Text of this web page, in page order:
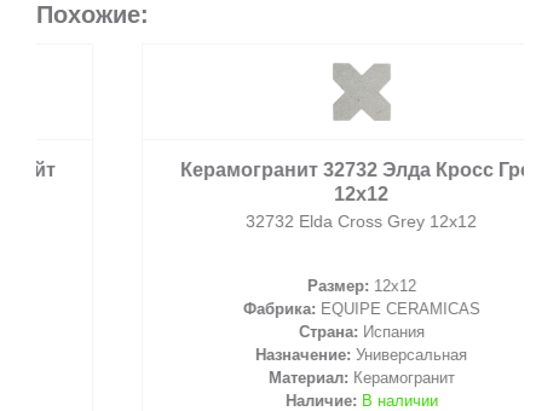
Похожие:
Керамогранит 32732 Элда Кросс Грей
32732 Elda Cross Grey 12x12
12x12
EQUIPE CERAMICAS
Испания
Назначение:Универсальная
Материал:Керамогранит
В наличии